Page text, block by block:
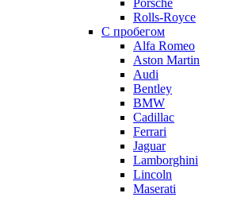
Porsche
Rolls-Royce
С пробегом
Alfa Romeo
Aston Martin
Audi
Bentley
BMW
Cadillac
Ferrari
Jaguar
Lamborghini
Lincoln
Maserati